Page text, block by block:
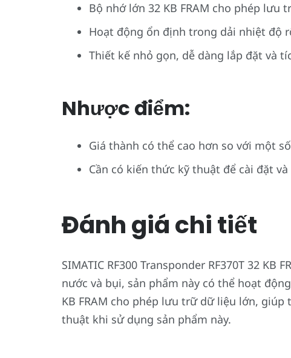
Bộ nhớ lớn 32 KB FRAM cho phép lưu
Hoạt động ổn định trong dải nhiệt độ
Thiết kế nhỏ gọn, dễ dàng lắp đặt và
Nhược điểm:
Giá thành có thể cao hơn so với một
Cần có kiến thức kỹ thuật để cài đặt
Đánh giá chi tiết
SIMATIC RF300 Transponder RF370T 32
nước và bụi, sản phẩm này có thể hoạt
KB FRAM cho phép lưu trữ dữ liệu lớn,
thuật khi sử dụng sản phẩm này.